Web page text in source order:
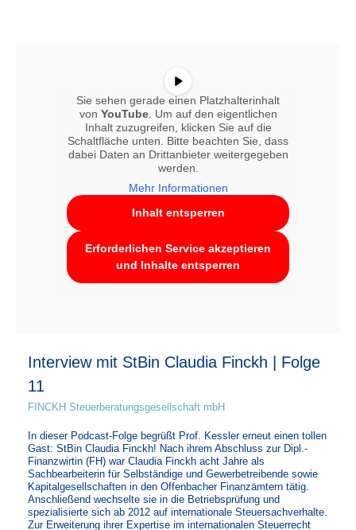
Sie sehen gerade einen Platzhalterinhalt
von YouTube. Um auf den eigentlichen
Inhalt zuzugreifen, klicken Sie auf die
Schaltfläche unten. Bitte beachten Sie, dass
dabei Daten an Drittanbieter weitergegeben
werden.
Mehr Informationen
Inhalt entsperren
Erforderlichen Service akzeptieren
und Inhalte entsperren
Interview mit StBin Claudia Finckh | Folge
11
FINCKH Steuerberatungsgesellschaft mbH
In dieser Podcast-Folge begrüßt Prof. Kessler erneut einen tollen
Gast: StBin Claudia Finckh! Nach ihrem Abschluss zur Dipl.-
Finanzwirtin (FH) war Claudia Finckh acht Jahre als
Sachbearbeiterin für Selbständige und Gewerbetreibende sowie
Kapitalgesellschaften in den Offenbacher Finanzämtern tätig.
Anschließend wechselte sie in die Betriebsprüfung und
spezialisierte sich ab 2012 auf internationale Steuersachverhalte.
Zur Erweiterung ihrer Expertise im internationalen Steuerrecht